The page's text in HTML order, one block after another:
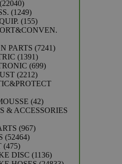
2204022040
producten
12491249
producten
155155
producten
PARTS 72417241
13911391
producten
699699
22122212
producten
4242
producten
& ACCESSORIES
967967
5246452464
475475
producten
DISC 11361136